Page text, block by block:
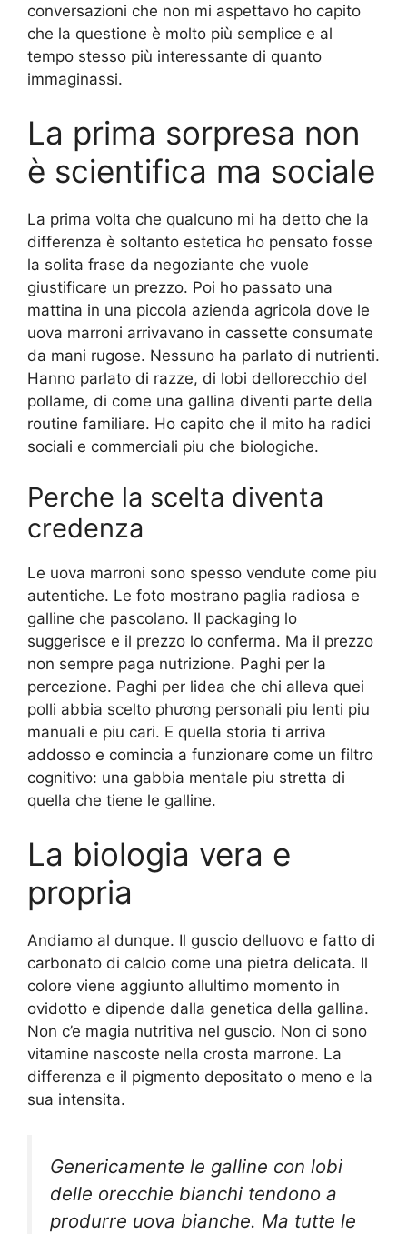
conversazioni che non mi aspettavo ho capito
che la questione è molto più semplice e al
tempo stesso più interessante di quanto
immaginassi.
La prima sorpresa non
è scientifica ma sociale
La prima volta che qualcuno mi ha detto che la
differenza è soltanto estetica ho pensato fosse
la solita frase da negoziante che vuole
giustificare un prezzo. Poi ho passato una
mattina in una piccola azienda agricola dove le
uova marroni arrivavano in cassette consumate
da mani rugose. Nessuno ha parlato di nutrienti.
Hanno parlato di razze, di lobi dellorecchio del
pollame, di come una gallina diventi parte della
routine familiare. Ho capito che il mito ha radici
sociali e commerciali piu che biologiche.
Perche la scelta diventa
credenza
Le uova marroni sono spesso vendute come piu
autentiche. Le foto mostrano paglia radiosa e
galline che pascolano. Il packaging lo
suggerisce e il prezzo lo conferma. Ma il prezzo
non sempre paga nutrizione. Paghi per la
percezione. Paghi per lidea che chi alleva quei
polli abbia scelto phương personali piu lenti piu
manuali e piu cari. E quella storia ti arriva
addosso e comincia a funzionare come un filtro
cognitivo: una gabbia mentale piu stretta di
quella che tiene le galline.
La biologia vera e
propria
Andiamo al dunque. Il guscio delluovo e fatto di
carbonato di calcio come una pietra delicata. Il
colore viene aggiunto allultimo momento in
ovidotto e dipende dalla genetica della gallina.
Non c’e magia nutritiva nel guscio. Non ci sono
vitamine nascoste nella crosta marrone. La
differenza e il pigmento depositato o meno e la
sua intensita.
Genericamente le galline con lobi
delle orecchie bianchi tendono a
produrre uova bianche. Ma tutte le